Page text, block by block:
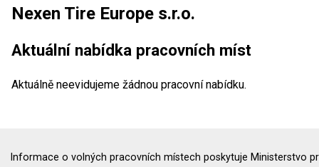
Nexen Tire Europe s.r.o.
Aktuální nabídka pracovních míst
Aktuálně neevidujeme žádnou pracovní nabídku.
Informace o volných pracovních místech poskytuje Ministerstvo